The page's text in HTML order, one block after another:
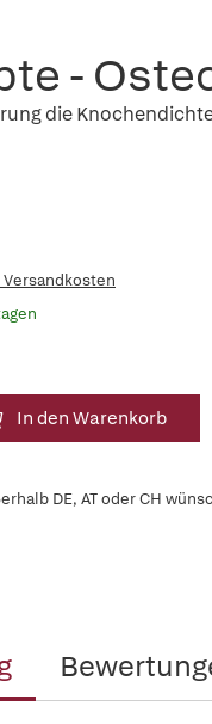
-
die
Versandkosten
In den Warenkorb
DE, AT oder CH